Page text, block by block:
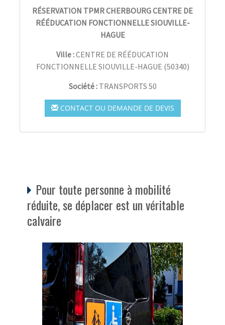
RÉSERVATION TPMR CHERBOURG CENTRE DE
RÉÉDUCATION FONCTIONNELLE SIOUVILLE-
HAGUE
Ville :CENTRE DE RÉÉDUCATION
FONCTIONNELLE SIOUVILLE-HAGUE (50340)
Société : TRANSPORTS 50
CONTACT OU DEMANDE DE DEVIS
Pour toute personne à mobilité
réduite, se déplacer est un véritable
calvaire